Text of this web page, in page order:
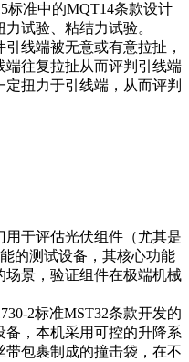
标准中的MQT14条款设计
试验、粘结力试验。
线端被无意或有意拉扯，
往复拉扯从而评判引线端
扭力于引线端，从而评判
于评估光伏组件（尤其是
的测试设备，其核心功能
场景，验证组件在极端机械
2标准MST32条款开发的
，本机采用可控的升降系
包裹制成的撞击袋，在不